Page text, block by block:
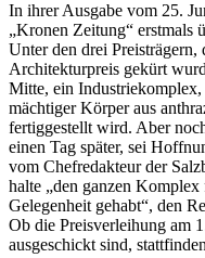
In ihrer Ausgabe vom 25.
„Kronen Zeitung“ erstmals
Unter den drei
Architekturpreis gekürt
Mitte, ein Industriekomplex,
mächtiger Körper aus
fertiggestellt wird. Aber
einen Tag später, sei
vom Chefredakteur der
halte „den ganzen
Gelegenheit gehabt“, den
Ob die Preisverleihung am
ausgeschickt sind,